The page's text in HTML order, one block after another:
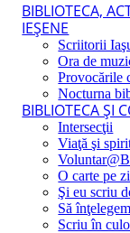
BIBLIOTECA,
IEŞENE
Scriitorii
Ora de
Provocările
Nocturna
BIBLIOTECA ŞI
Intersecţii
Viaţă şi
O carte pe zi
Şi eu scriu
Să
Scriu în